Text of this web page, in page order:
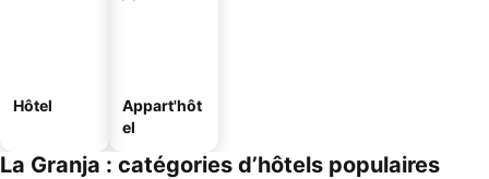
Hôtel
Appart'hôt
el
La Granja : catégories d’hôtels populaires